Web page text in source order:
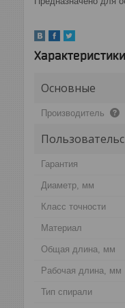
Характеристики
Основные
Производитель
Гарантия
Диаметр, мм
Класс точности
Материал
Общая длина, мм
Рабочая длина, мм
Тип спирали